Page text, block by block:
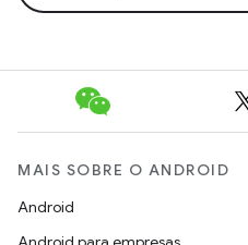
MAIS SOBRE O ANDROID
Android